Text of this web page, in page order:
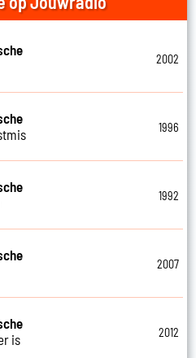
2002
1996
1992
2007
is
2012